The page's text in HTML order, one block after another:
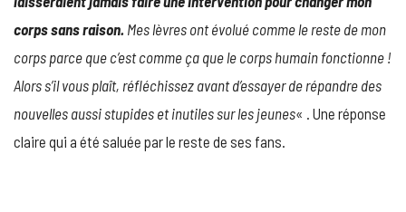
corps sans raison. Mes lèvres ont évolué comme le reste de mon
corps parce que c’est comme ça que le corps humain fonctionne !
Alors s’il vous plaît, réfléchissez avant d’essayer de répandre des
nouvelles aussi stupides et inutiles sur les jeunes« . Une réponse
claire qui a été saluée par le reste de ses fans.